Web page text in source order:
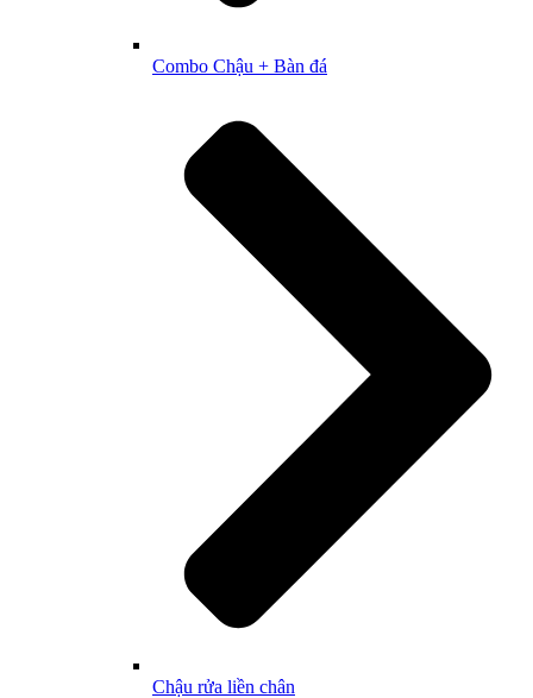
Combo Chậu + Bàn đá
Chậu rửa liền chân